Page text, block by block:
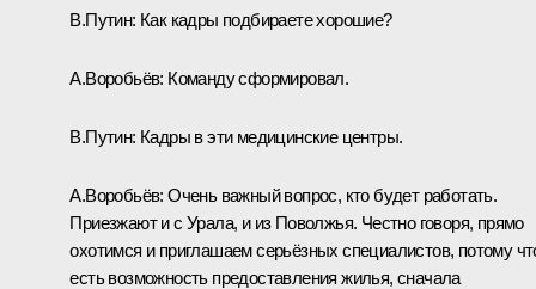
В.Путин: Как кадры подбираете хорошие?
А.Воробьёв: Команду сформировал.
В.Путин: Кадры в эти медицинские центры.
А.Воробьёв: Очень важный вопрос, кто будет работать.
Приезжают и с Урала, и из Поволжья. Честно говоря, прямо
охотимся и приглашаем серьёзных специалистов, потому
есть возможность предоставления жилья, сначала